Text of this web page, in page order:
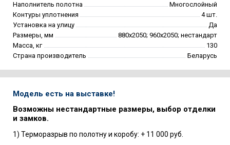
Наполнитель полотна
Многослойный
Контуры уплотнения
4 шт.
Установка на улицу
Да
Размеры, мм
880х2050; 960х2050; нестандарт
Масса, кг
130
Страна производитель
Беларусь
Модель есть на выставке!
Возможны нестандартные размеры, выбор отделки
и замков.
1) Терморазрыв по полотну и коробу: + 11 000 руб.